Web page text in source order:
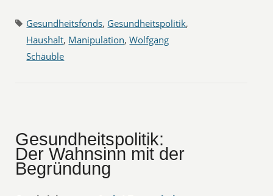
Gesundheitsfonds, Gesundheitspolitik,
Haushalt, Manipulation,Wolfgang
Schäuble
Gesundheitspolitik:
Der Wahnsinn mit der
Begründung